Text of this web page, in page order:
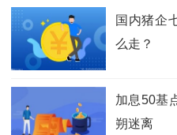
国内猪企
么走？
加息50基
朔迷离